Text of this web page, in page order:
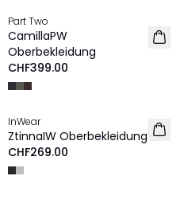
NEU
Part Two
CamillaPW
Oberbekleidung
CHF399.00
NEU
InWear
ZtinnaIW Oberbekleidung
CHF269.00